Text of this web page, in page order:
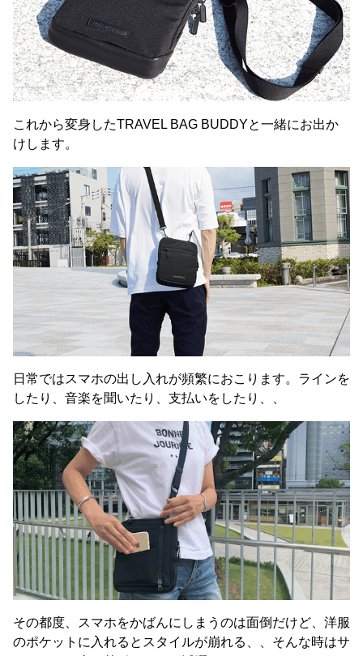
これから変身したTRAVEL BAG BUDDYと一緒にお出か
けします。
日常ではスマホの出し入れが頻繁におこります。ラインを
したり、音楽を聞いたり、支払いをしたり、、
その都度、スマホをかばんにしまうのは面倒だけど、洋服
のポケットに入れるとスタイルが崩れる、、そんな時はサ